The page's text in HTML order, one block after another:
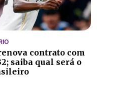
contrato com
saiba qual será o